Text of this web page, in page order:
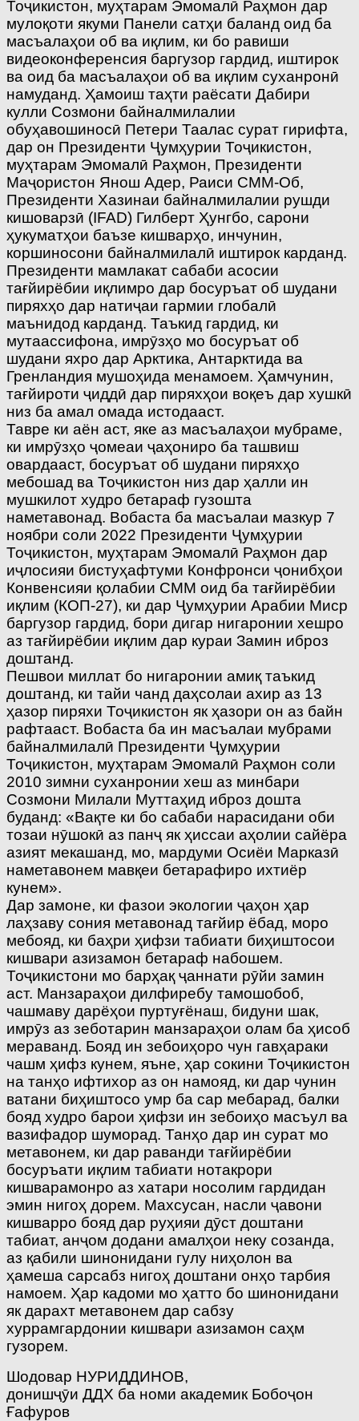
Тоҷикистон, муҳтарам Эмомалӣ Раҳмон дар
мулоқоти якуми Панели сатҳи баланд оид ба
масъалаҳои об ва иқлим, ки бо равиши
видеоконференсия баргузор гардид, иштирок
ва оид ба масъалаҳои об ва иқлим суханронӣ
намуданд. Ҳамоиш таҳти раёсати Дабири
кулли Созмони байналмилалии
обуҳавошиносӣ Петери Таалас сурат гирифта,
дар он Президенти Ҷумҳурии Тоҷикистон,
муҳтарам Эмомалӣ Раҳмон, Президенти
Маҷористон Янош Адер, Раиси СММ-Об,
Президенти Хазинаи байналмилалии рушди
кишоварзӣ (IFAD) Гилберт Ҳунгбо, сарони
ҳукуматҳои баъзе кишварҳо, инчунин,
коршиносони байналмилалӣ иштирок карданд.
Президенти мамлакат сабаби асосии
тағйирёбии иқлимро дар босуръат об шудани
пиряхҳо дар натиҷаи гармии глобалӣ
маънидод карданд. Таъкид гардид, ки
мутаассифона, имрӯзҳо мо босуръат об
шудани яхро дар Арктика, Антарктида ва
Гренландия мушоҳида менамоем. Ҳамчунин,
тағйироти ҷиддӣ дар пиряхҳои воқеъ дар хушкӣ
низ ба амал омада истодааст.
Тавре ки аён аст, яке аз масъалаҳои мубраме,
ки имрӯзҳо ҷомеаи ҷаҳониро ба ташвиш
овардааст, босуръат об шудани пиряхҳо
мебошад ва Тоҷикистон низ дар ҳалли ин
мушкилот худро бетараф гузошта
наметавонад. Вобаста ба масъалаи мазкур 7
ноябри соли 2022 Президенти Ҷумҳурии
Тоҷикистон, муҳтарам Эмомалӣ Раҳмон дар
иҷлосияи бистуҳафтуми Конфронси ҷонибҳои
Конвенсияи қолабии СММ оид ба тағйирёбии
иқлим (КОП-27), ки дар Ҷумҳурии Арабии Миср
баргузор гардид, бори дигар нигаронии хешро
аз тағйирёбии иқлим дар кураи Замин иброз
доштанд.
Пешвои миллат бо нигаронии амиқ таъкид
доштанд, ки тайи чанд даҳсолаи ахир аз 13
ҳазор пиряхи Тоҷикистон як ҳазори он аз байн
рафтааст. Вобаста ба ин масъалаи мубрами
байналмилалӣ Президенти Ҷумҳурии
Тоҷикистон, муҳтарам Эмомалӣ Раҳмон соли
2010 зимни суханронии хеш аз минбари
Созмони Милали Муттаҳид иброз дошта
буданд: «Вақте ки бо сабаби нарасидани оби
тозаи нӯшокӣ аз панҷ як ҳиссаи аҳолии сайёра
азият мекашанд, мо, мардуми Осиёи Марказӣ
наметавонем мавқеи бетарафиро ихтиёр
кунем».
Дар замоне, ки фазои экологии ҷаҳон ҳар
лаҳзаву сония метавонад тағйир ёбад, моро
мебояд, ки баҳри ҳифзи табиати биҳиштосои
кишвари азизамон бетараф набошем.
Тоҷикистони мо барҳақ ҷаннати рӯйи замин
аст. Манзараҳои дилфиребу тамошобоб,
чашмаву дарёҳои пуртуғёнаш, бидуни шак,
имрӯз аз зеботарин манзараҳои олам ба ҳисоб
мераванд. Бояд ин зебоиҳоро чун гавҳараки
чашм ҳифз кунем, яъне, ҳар сокини Тоҷикистон
на танҳо ифтихор аз он намояд, ки дар чунин
ватани биҳиштосо умр ба сар мебарад, балки
бояд худро барои ҳифзи ин зебоиҳо масъул ва
вазифадор шуморад. Танҳо дар ин сурат мо
метавонем, ки дар раванди тағйирёбии
босуръати иқлим табиати нотакрори
кишварамонро аз хатари носолим гардидан
эмин нигоҳ дорем. Махсусан, насли ҷавони
кишварро бояд дар руҳияи дӯст доштани
табиат, анҷом додани амалҳои неку созанда,
аз қабили шинонидани гулу ниҳолон ва
ҳамеша сарсабз нигоҳ доштани онҳо тарбия
намоем. Ҳар кадоми мо ҳатто бо шинонидани
як дарахт метавонем дар сабзу
хуррамгардонии кишвари азизамон саҳм
гузорем.
Шодовар НУРИДДИНОВ,
донишҷӯи ДДХ ба номи академик Бобоҷон
Ғафуров